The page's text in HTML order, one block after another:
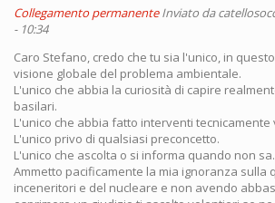
Collegamento permanente Inviato da
- 10:34
Caro Stefano, credo che tu sia l'unico, in
visione globale del problema ambientale.
L'unico che abbia la curiosità di capire
basilari.
L'unico che abbia fatto interventi tecnicamente
L'unico privo di qualsiasi preconcetto.
L'unico che ascolta o si informa quando non sa.
Ammetto pacificamente la mia ignoranza sulla
inceneritori e del nucleare e non avendo